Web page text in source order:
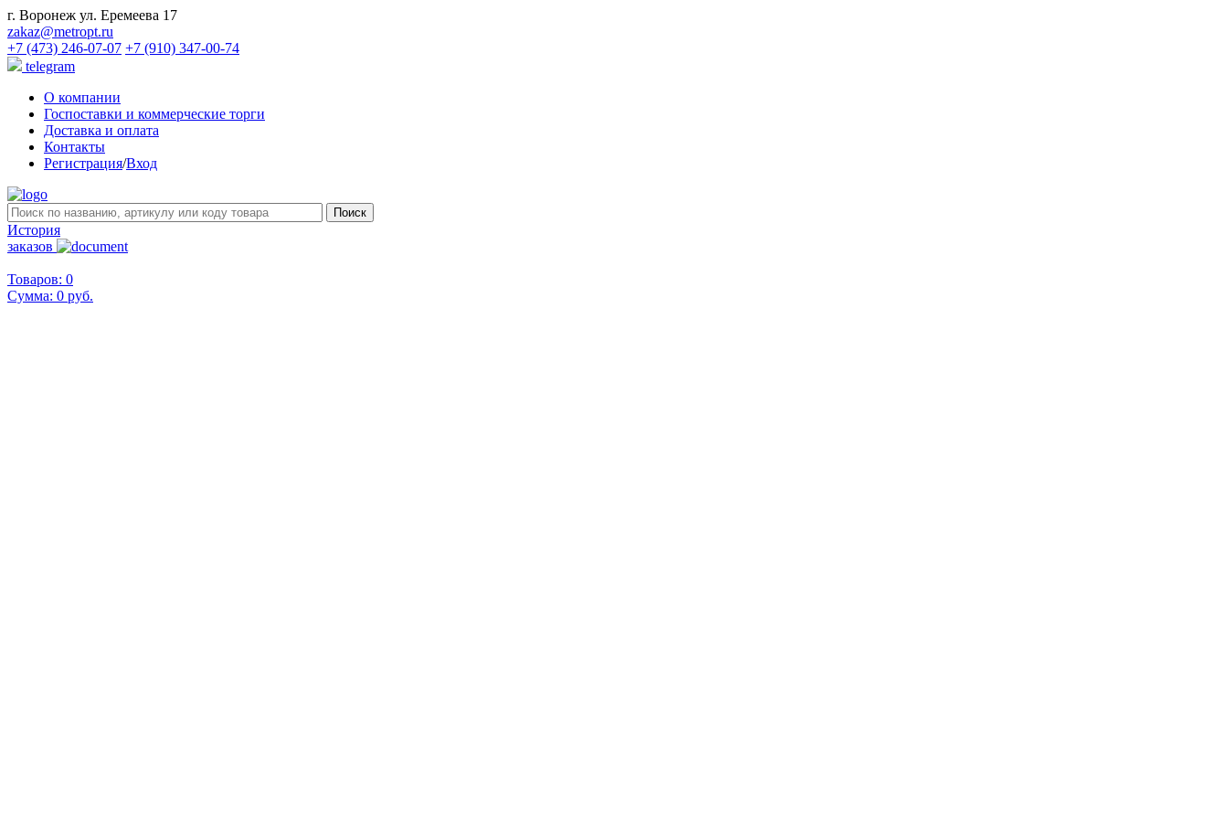
г. Воронеж ул. Еремеева 17
zakaz@metropt.ru
+7 (473) 246-07-07 +7 (910) 347-00-74
telegram
О компании
Госпоставки и коммерческие торги
Доставка и оплата
Контакты
Регистрация/Вход
История
заказов
Товаров: 0
Сумма: 0 руб.